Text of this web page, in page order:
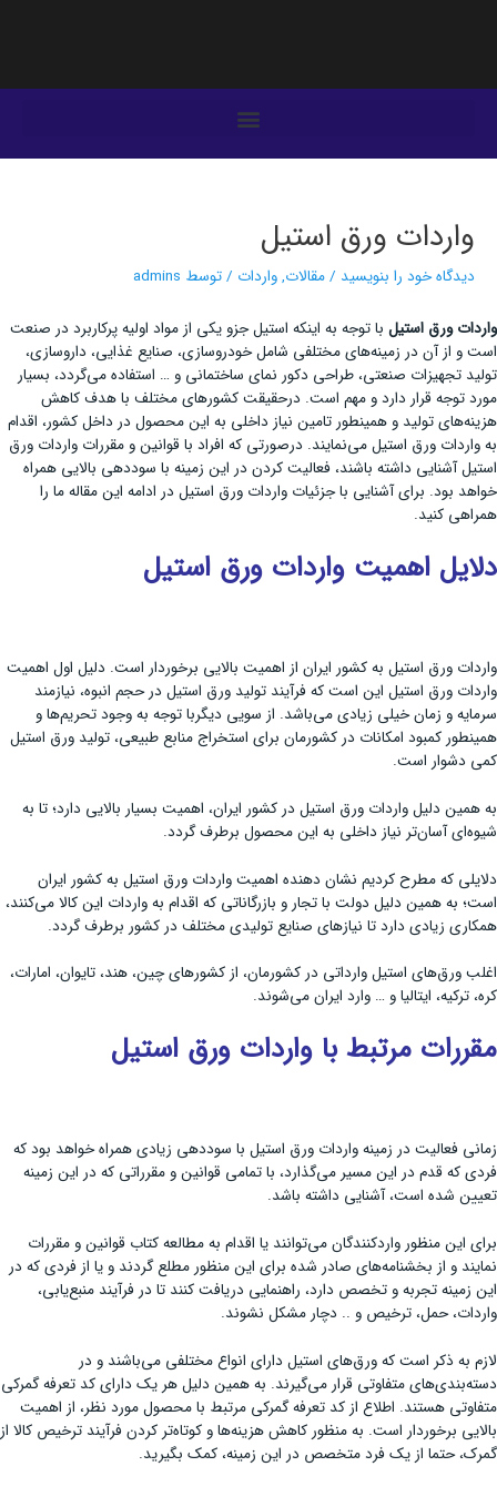
واردات ورق استیل
دیدگاه‌ خود را بنویسید /مقالات,واردات / توسط admins
واردات ورق استیل با توجه به اینکه استیل جزو یکی از مواد اولیه پرکاربرد در صنعت
است و از آن در زمینه‌های مختلفی شامل خودروسازی، صنایع غذایی، داروسازی،
تولید تجهیزات صنعتی، طراحی دکور نمای ساختمانی و … استفاده می‌گردد، بسیار
مورد توجه قرار دارد و مهم است. درحقیقت کشورهای مختلف با هدف کاهش
هزینه‌های تولید و همینطور تامین نیاز داخلی به این محصول در داخل کشور، اقدام
به واردات ورق استیل می‌نمایند. درصورتی که افراد با قوانین و مقررات واردات ورق
استیل آشنایی داشته باشند، فعالیت کردن در این زمینه با سوددهی بالایی همراه
خواهد بود. برای آشنایی با جزئیات واردات ورق استیل در ادامه این مقاله ما را
همراهی کنید.
دلایل اهمیت واردات ورق استیل
واردات ورق استیل به کشور ایران از اهمیت بالایی برخوردار است. دلیل اول اهمیت
واردات ورق استیل این است که فرآیند تولید ورق استیل در حجم انبوه، نیازمند
سرمایه و زمان خیلی زیادی می‌باشد. از سویی دیگربا توجه به وجود تحریم‌ها و
همینطور کمبود امکانات در کشورمان برای استخراج منابع طبیعی، تولید ورق استیل
کمی دشوار است.
به همین دلیل واردات ورق استیل در کشور ایران، اهمیت بسیار بالایی دارد؛ تا به
شیوه‌ای آسان‌تر نیاز داخلی به این محصول برطرف گردد.
دلایلی که مطرح کردیم نشان دهنده اهمیت واردات ورق استیل به کشور ایران
است؛ به همین دلیل دولت با تجار و بازرگاناتی که اقدام به واردات این کالا می‌کنند،
همکاری زیادی دارد تا نیازهای صنایع تولیدی مختلف در کشور برطرف گردد.
اغلب ورق‌های استیل وارداتی در کشورمان، از کشورهای چین، هند، تایوان، امارات،
کره، ترکیه، ایتالیا و … وارد ایران می‌شوند.
مقررات مرتبط با واردات ورق استیل
زمانی فعالیت در زمینه واردات ورق استیل با سوددهی زیادی همراه خواهد بود که
فردی که قدم در این مسیر می‌گذارد، با تمامی قوانین و مقرراتی که در این زمینه
تعیین شده‌ است، آشنایی داشته باشد.
برای این منظور واردکنندگان می‌توانند یا اقدام به مطالعه کتاب قوانین و مقررات
نمایند و از بخشنامه‌های صادر شده برای این منظور مطلع گردند و یا از فردی که در
این زمینه تجربه و تخصص دارد، راهنمایی دریافت کنند تا در فرآیند منبع‌یابی،
واردات، حمل، ترخیص و .. دچار مشکل نشوند.
لازم به ذکر است که ورق‌های استیل دارای انواع مختلفی می‌باشند و در
دسته‌بندی‌های متفاوتی قرار می‌گیرند. به همین دلیل هر یک دارای کد تعرفه گمرکی
متفاوتی هستند. اطلاع از کد تعرفه گمرکی مرتبط با محصول مورد نظر، از اهمیت
بالایی برخوردار است. به منظور کاهش هزینه‌ها و کوتاه‌تر کردن فرآیند ترخیص کالا از
گمرک، حتما از یک فرد متخصص در این زمینه، کمک بگیرید.